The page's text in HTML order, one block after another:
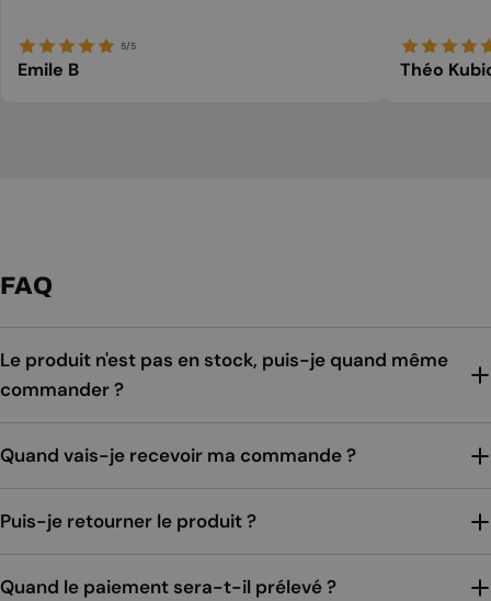
5/5
Emile B Théo
FAQ
Le produit n'est pas en stock, puis-je quand même
commander ?
Quand vais-je recevoir ma commande ?
Puis-je retourner le produit ?
Quand le paiement sera-t-il prélevé ?